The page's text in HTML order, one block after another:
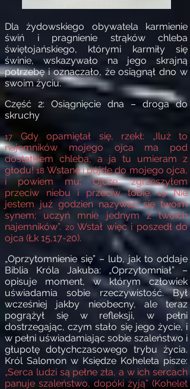
Dla żydowskiego obywatela karmienie
świń i pragnienie strąków chleba
świętojańskiego, którymi karmiły się
świnie, wskazywało na jego skrajną
potrzebę i oznaczało, że osiągnął dno w
swoim życiu.
Część 2: Osiągnięcie dna – droga do
skruchy
17 Gdy opamiętał się, rzekł: „Iluż to
najemników mojego ojca ma pod
dostatkiem chleba, a ja tu umieram z
głodu!18 Wstanę i pójdę do mojego ojca,
i powiem mu: Ojcze, zgrzeszyłem
przeciw niebu i przeciw tobie.19Nie
jestem już godzien nazywać się twoim
synem; uczyń mnie jednym z twoich
najemników”. 20Wstał więc i poszedł do
ojca (Łk 15,17-20).
„Oprzytomnienie się” – lub, jak to oddaje
Biblia Króla Jakuba: „Oprzytomniał” –
opisuje moment, w którym człowiek
uświadamia sobie rzeczywistość. Był
wcześniej jakby nieobecny, ale teraz
pogrążył się w refleksji, w pełni
dostrzegając, czym stało się jego życie, i
w pełni uświadamiając sobie szaleństwo i
głupotę dotychczasowego trybu życia.
Król Salomon w Księdze Koheleta pisze:
„Serca ludzi są pełne zła, a w ich sercach
panuje szaleństwo, dopóki żyją” (Kohelet